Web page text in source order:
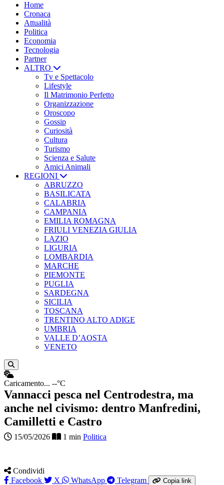
Home
Cronaca
Attualità
Politica
Economia
Tecnologia
Partner
ALTRO
Tv e Spettacolo
Lifestyle
Il Matrimonio Perfetto
Organizzazione
Oroscopo
Gossip
Curiosità
Cultura
Turismo
Scienza e Salute
Amici Animali
REGIONI
ABRUZZO
BASILICATA
CALABRIA
CAMPANIA
EMILIA ROMAGNA
FRIULI VENEZIA GIULIA
LAZIO
LIGURIA
LOMBARDIA
MARCHE
PIEMONTE
PUGLIA
SARDEGNA
SICILIA
TOSCANA
TRENTINO ALTO ADIGE
UMBRIA
VALLE D’AOSTA
VENETO
Apri ricerca
Caricamento... --°C
Vannacci pesca nel Centrodestra, ma
anche nel civismo: dentro Manfredini,
Camilletti e Castro
15/05/2026 1 min Politica
Condividi
Facebook
X WhatsApp Telegram
Copia link